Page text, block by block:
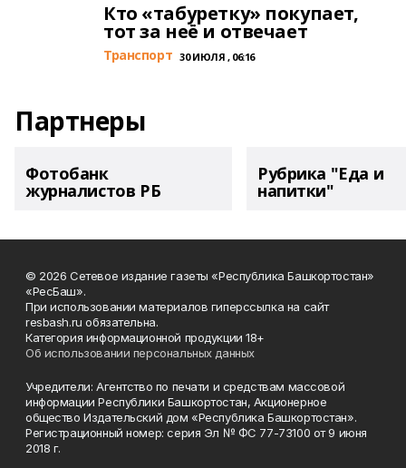
Кто «табуретку» покупает,
тот за неё и отвечает
Транспорт 30 ИЮЛЯ , 06:16
Партнеры
Фотобанк
журналистов РБ
Рубрика "Еда и
напитки"
© 2026 Сетевое издание газеты «Республика Башкортостан»
«РесБаш».
При использовании материалов гиперссылка на сайт
resbash.ru обязательна.
Категория информационной продукции 18+
Об использовании персональных данных
Учредители: Агентство по печати и средствам массовой
информации Республики Башкортостан, Акционерное
общество Издательский дом «Республика Башкортостан».
Регистрационный номер: серия Эл № ФС 77-73100 от 9 июня
2018 г.